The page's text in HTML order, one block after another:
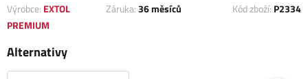
Výrobce: EXTOL
PREMIUM
Záruka:36 měsíců Kód zboží: P2334
Alternativy